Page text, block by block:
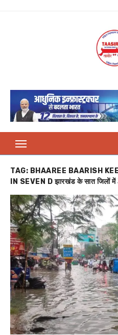
TAG: BHAAREE BAARISH
IN SEVEN D झारखंड के सात जिलों में